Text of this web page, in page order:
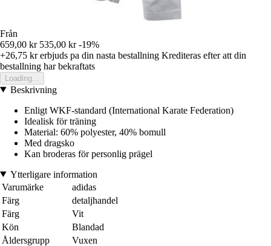
Från
659,00 kr 535,00 kr -19%
+26,75 krerbjuds pa din nasta bestallning Krediteras efter att din
bestallning har bekraftats
Loading...
Beskrivning
Enligt WKF-standard (International Karate Federation)
Idealisk för träning
Material: 60% polyester, 40% bomull
Med dragsko
Kan broderas för personlig prägel
Ytterligare information
Varumärke
adidas
Färg
detaljhandel
Färg
Vit
Kön
Blandad
Åldersgrupp
Vuxen